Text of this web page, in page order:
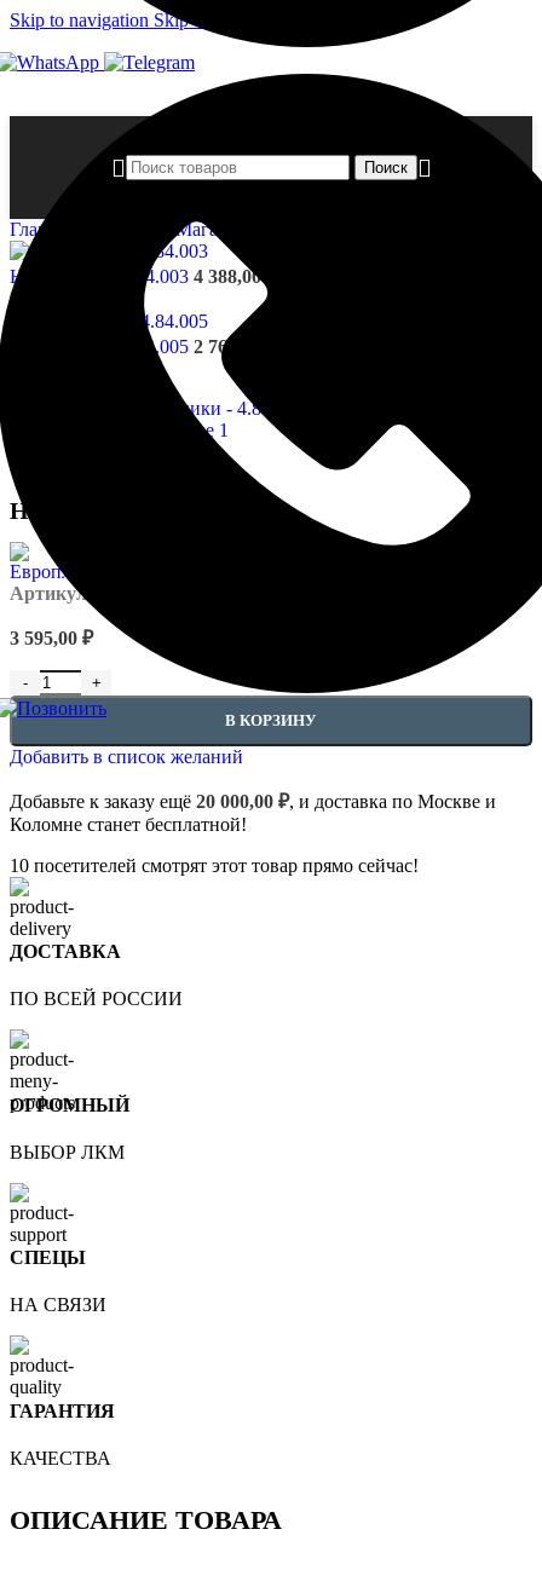
Skip to navigation Skip to main content
Поиск
Главная страница Магазин
Наличники - 4.84.003 4 388,00
Назад к товарам
Наличники - 4.84.005 2 765,00
Наличники — 4.84.004
Артикул:
3 595,00 ₽
Количество товара Наличники - 4.84.004
В КОРЗИНУ
Добавить в список желаний
Добавьте к заказу ещё 20 000,00 ₽, и доставка по Москве и
Коломне станет бесплатной!
10 посетителей смотрят этот товар прямо сейчас!
ДОСТАВКА
ПО ВСЕЙ РОССИИ
ОГРОМНЫЙ
ВЫБОР ЛКМ
СПЕЦЫ
НА СВЯЗИ
ГАРАНТИЯ
КАЧЕСТВА
ОПИСАНИЕ ТОВАРА